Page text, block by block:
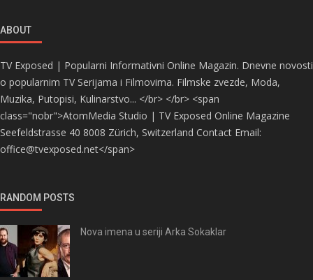
ABOUT
TV Exposed | Popularni Informativni Online Magazin. Dnevne novosti
o popularnim TV Serijama i Filmovima. Filmske zvezde, Moda,
Muzika, Putopisi, Kulinarstvo... </br> </br> <span
class="nobr">AtomMedia Studio | TV Exposed Online Magazine
Seefeldstrasse 40 8008 Zürich, Switzerland Contact Email:
office@tvexposed.net</span>
RANDOM POSTS
Nova imena u seriji Arka Sokaklar